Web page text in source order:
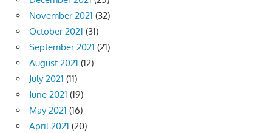
November 2021 (32)
October 2021 (31)
September 2021 (21)
August 2021 (12)
July 2021 (11)
June 2021 (19)
May 2021 (16)
April 2021 (20)